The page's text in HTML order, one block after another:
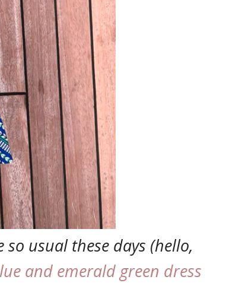
usual these days (hello,
and emerald green dress